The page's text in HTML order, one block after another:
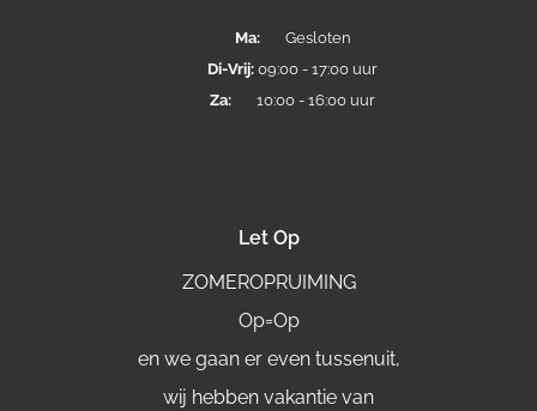
Ma: Gesloten
Di-Vrij:09:00 - 17:00 uur
Za: 10:00 - 16:00 uur
Let Op
ZOMEROPRUIMING
Op=Op
en we gaan er even tussenuit,
wij hebben vakantie van